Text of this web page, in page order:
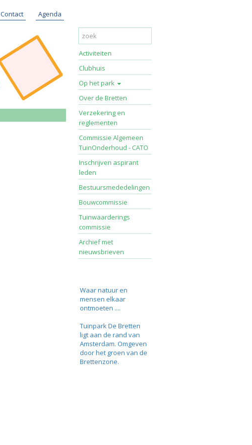
Contact Agenda
Activiteiten
Clubhuis
Op het park
Over de Bretten
Verzekering en
reglementen
Commissie Algemeen
TuinOnderhoud - CATO
Inschrijven aspirant
leden
Bestuursmededelingen
Bouwcommissie
Tuinwaarderings
commissie
Archief met
nieuwsbrieven
Waar natuur en
mensen elkaar
ontmoeten ....
Tuinpark De Bretten
ligt aan de rand van
Amsterdam. Omgeven
door het groen van de
Brettenzone.